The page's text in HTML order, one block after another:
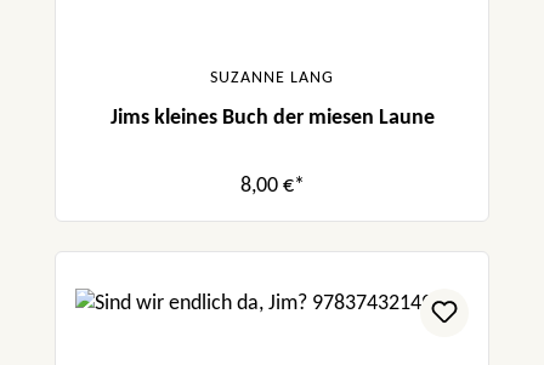
SUZANNE LANG
Jims kleines Buch der miesen Laune
8,00 €*